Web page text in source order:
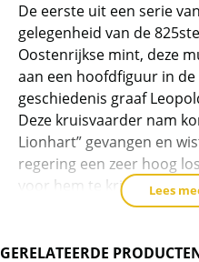
dit
product
toe
te
voegen
De eerste uit een serie
gelegenheid van de
Oostenrijkse mint, deze
aan een hoofdfiguur in
geschiedenis graaf
Deze kruisvaarder nam
Lionhart” gevangen en
regering een zeer hoog
voor hem te krijgen, met
hedendaagse
Lees
GERELATEERDE